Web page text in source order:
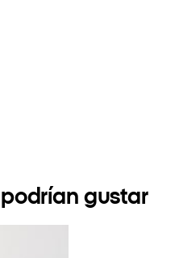
gustar